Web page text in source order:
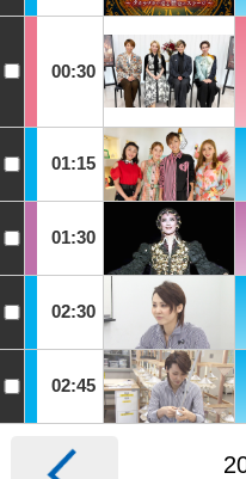
00:30
01:15
01:30
02:30
02:45